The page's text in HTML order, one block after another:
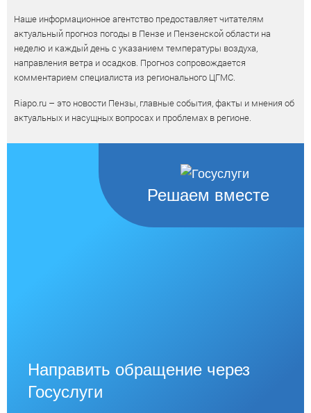
Наше информационное агентство предоставляет читателям
актуальный прогноз погоды в Пензе и Пензенской области на
неделю и каждый день с указанием температуры воздуха,
направления ветра и осадков. Прогноз сопровождается
комментарием специалиста из регионального ЦГМС.
Riapo.ru – это новости Пензы, главные события, факты и мнения об
актуальных и насущных вопросах и проблемах в регионе.
Решаем вместе
Направить обращение через
Госуслуги